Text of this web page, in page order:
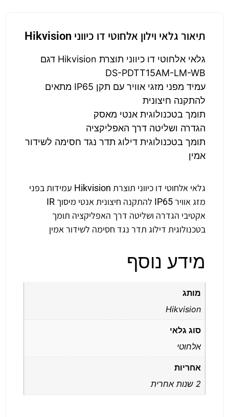
תיאור גלאי וילון אלחוטי דו כיווני Hikvision
גלאי אלחוטי דו כיווני תוצרת Hikvision דגם
DS-PDTT15AM-LM-WB
עמיד מפני מזגי אוויר עם תקן IP65 מתאים
להתקנה חיצונית
תומך בטכנולוגית אנטי מאסק
הגדרה ושליטה דרך האפליקציה
תומך בטכנולוגית דילוג תדר נגד חסימה לשידור
אמין
גלאי אלחוטי דו כיווני תוצרת Hikvision עמידות בפני
מזג אוויר IP65 להתקנה חיצונית אנטי מיסוך IR
אקטיבי הגדרה ושליטה דרך האפליקציה תומך
בטכנולוגית דילוג תדר נגד חסימה לשידור אמין
מידע נוסף
מותג
Hikvision
סוג גלאי
אלחוטי
אחריות
2 שנות אחרית